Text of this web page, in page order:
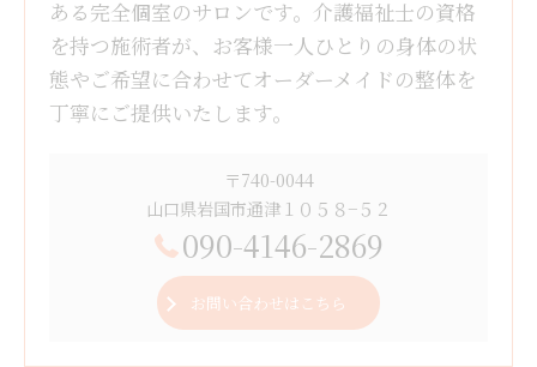
ある完全個室のサロンです。介護福祉士の資格
を持つ施術者が、お客様一人ひとりの身体の状
態やご希望に合わせてオーダーメイドの整体を
丁寧にご提供いたします。
〒740-0044
山口県岩国市通津１０５８−５２
090-4146-2869
お問い合わせはこちら